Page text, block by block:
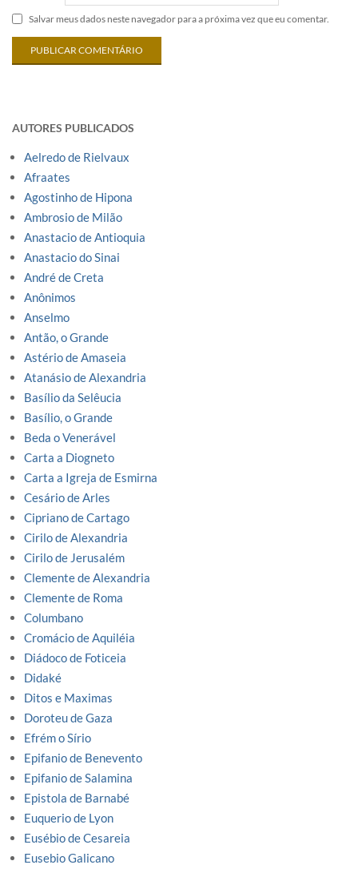
Salvar meus dados neste navegador para a próxima vez que eu comentar.
AUTORES PUBLICADOS
Aelredo de Rielvaux
Afraates
Agostinho de Hipona
Ambrosio de Milão
Anastacio de Antioquia
Anastacio do Sinai
André de Creta
Anônimos
Anselmo
Antão, o Grande
Astério de Amaseia
Atanásio de Alexandria
Basílio da Selêucia
Basílio, o Grande
Beda o Venerável
Carta a Diogneto
Carta a Igreja de Esmirna
Cesário de Arles
Cipriano de Cartago
Cirilo de Alexandria
Cirilo de Jerusalém
Clemente de Alexandria
Clemente de Roma
Columbano
Cromácio de Aquiléia
Diádoco de Foticeia
Didaké
Ditos e Maximas
Doroteu de Gaza
Efrém o Sírio
Epifanio de Benevento
Epifanio de Salamina
Epistola de Barnabé
Euquerio de Lyon
Eusébio de Cesareia
Eusebio Galicano